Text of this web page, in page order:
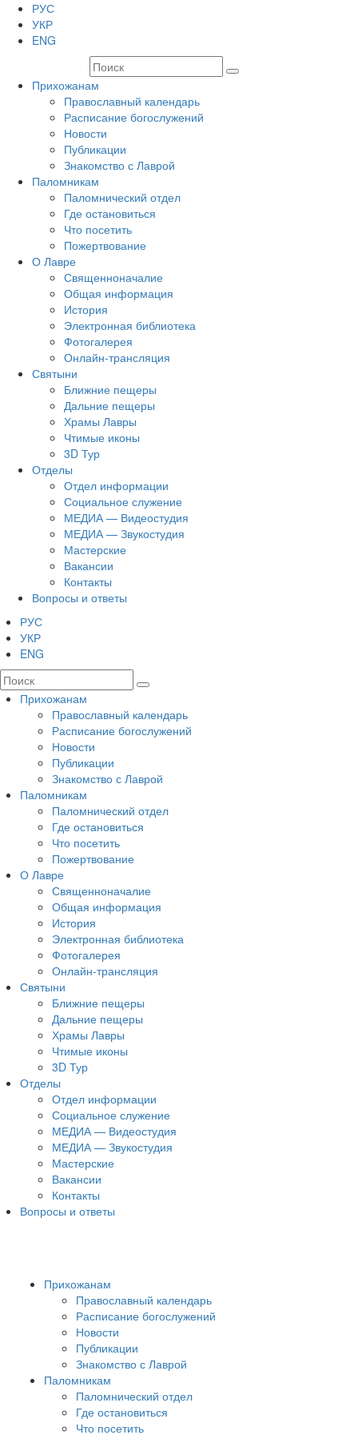
РУС
УКР
ENG
Прихожанам
Православный календарь
Расписание богослужений
Новости
Публикации
Знакомство с Лаврой
Паломникам
Паломнический отдел
Где остановиться
Что посетить
Пожертвование
О Лавре
Священноначалие
Общая информация
История
Электронная библиотека
Фотогалерея
Онлайн-трансляция
Святыни
Ближние пещеры
Дальние пещеры
Храмы Лавры
Чтимые иконы
3D Тур
Отделы
Отдел информации
Социальное служение
МЕДИА — Видеостудия
МЕДИА — Звукостудия
Мастерские
Вакансии
Контакты
Вопросы и ответы
РУС
УКР
ENG
Прихожанам
Православный календарь
Расписание богослужений
Новости
Публикации
Знакомство с Лаврой
Паломникам
Паломнический отдел
Где остановиться
Что посетить
Пожертвование
О Лавре
Священноначалие
Общая информация
История
Электронная библиотека
Фотогалерея
Онлайн-трансляция
Святыни
Ближние пещеры
Дальние пещеры
Храмы Лавры
Чтимые иконы
3D Тур
Отделы
Отдел информации
Социальное служение
МЕДИА — Видеостудия
МЕДИА — Звукостудия
Мастерские
Вакансии
Контакты
Вопросы и ответы
Прихожанам
Православный календарь
Расписание богослужений
Новости
Публикации
Знакомство с Лаврой
Паломникам
Паломнический отдел
Где остановиться
Что посетить